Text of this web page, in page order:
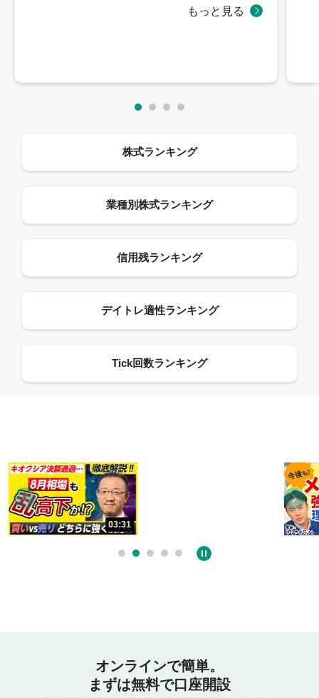
オンラインで簡単。
まずは無料で口座開設